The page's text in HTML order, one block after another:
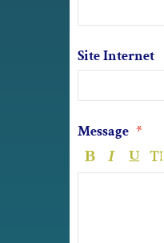
Site Internet
Message